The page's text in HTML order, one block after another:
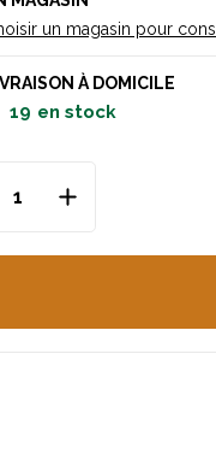
un magasin pour
À DOMICILE
19 en stock